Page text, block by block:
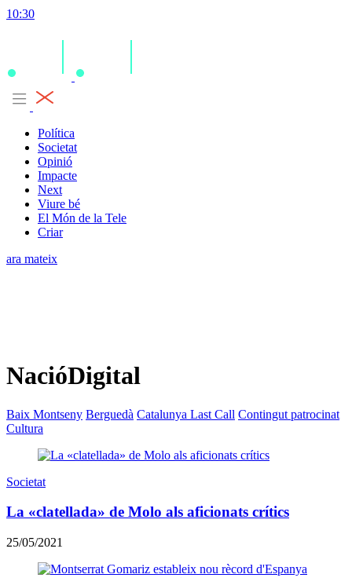
10:30
Política
Societat
Opinió
Impacte
Next
Viure bé
El Món de la Tele
Criar
ara mateix
NacióDigital
Baix Montseny Berguedà Catalunya Last Call Contingut patrocinat
Cultura
Societat
La «clatellada» de Molo als aficionats crítics
25/05/2021